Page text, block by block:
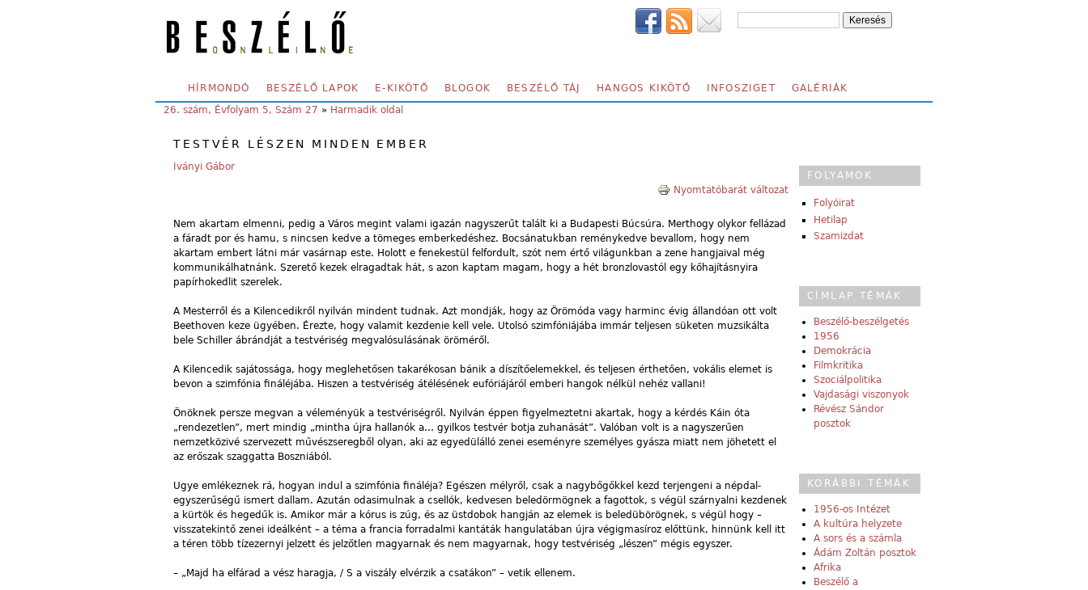
SECONDARY MENU
HÍRMONDÓ BESZÉLŐ LAPOK E-KIKÖTŐ BLOGOK BESZÉLŐ TÁJ HANGOS KIKÖTŐ INFOSZIGET GALÉRIÁK
YOU ARE HERE:
26. szám, Évfolyam 5, Szám 27 » Harmadik oldal
TESTVÉR LÉSZEN MINDEN EMBER
Iványi Gábor
Nyomtatóbarát változat
Nem akartam elmenni, pedig a Város megint valami igazán nagyszerűt talált ki a Budapesti Búcsúra. Merthogy olykor fellázad
a fáradt por és hamu, s nincsen kedve a tömeges emberkedéshez. Bocsánatukban reménykedve bevallom, hogy nem
akartam embert látni már vasárnap este. Holott e fenekestül felfordult, szót nem értő világunkban a zene hangjaival még
kommunikálhatnánk. Szerető kezek elragadtak hát, s azon kaptam magam, hogy a hét bronzlovastól egy kőhajításnyira
papírhokedlit szerelek.
A Mesterről és a Kilencedikről nyilván mindent tudnak. Azt mondják, hogy az Örömóda vagy harminc évig állandóan ott volt
Beethoven keze ügyében. Érezte, hogy valamit kezdenie kell vele. Utolsó szimfóniájába immár teljesen süketen muzsikálta
bele Schiller ábrándját a testvériség megvalósulásának öröméről.
A Kilencedik sajátossága, hogy meglehetősen takarékosan bánik a díszítőelemekkel, és teljesen érthetően, vokális elemet is
bevon a szimfónia fináléjába. Hiszen a testvériség átélésének eufóriájáról emberi hangok nélkül nehéz vallani!
Önöknek persze megvan a véleményük a testvériségről. Nyilván éppen figyelmeztetni akartak, hogy a kérdés Káin óta
„rendezetlen”, mert mindig „mintha újra hallanók a… gyilkos testvér botja zuhanását”. Valóban volt is a nagyszerűen
nemzetközivé szervezett művészseregből olyan, aki az egyedülálló zenei eseményre személyes gyásza miatt nem jöhetett el
az erőszak szaggatta Boszniából.
Ugye emlékeznek rá, hogyan indul a szimfónia fináléja? Egészen mélyről, csak a nagybőgőkkel kezd terjengeni a népdal-
egyszerűségű ismert dallam. Azután odasimulnak a csellók, kedvesen beledörmögnek a fagottok, s végül szárnyalni kezdenek
a kürtök és hegedűk is. Amikor már a kórus is zúg, és az üstdobok hangján az elemek is beledübörögnek, s végül hogy –
visszatekintő zenei ideálként – a téma a francia forradalmi kantáták hangulatában újra végigmasíroz előttünk, hinnünk kell itt
a téren több tízezernyi jelzett és jelzőtlen magyarnak és nem magyarnak, hogy testvériség „lészen” mégis egyszer.
– „Majd ha elfárad a vész haragja, / S a viszály elvérzik a csatákon” – vetik ellenem.
FOLYAMOK
Folyóirat
Hetilap
Szamizdat
CÍMLAP TÉMÁK
Beszélő-beszélgetés
1956
Demokrácia
Filmkritika
Szociálpolitika
Vajdasági viszonyok
Révész Sándor
posztok
KORÁBBI TÉMÁK
1956-os Intézet
A kultúra helyzete
A sors és a számla
Ádám Zoltán posztok
Afrika
Beszélő a